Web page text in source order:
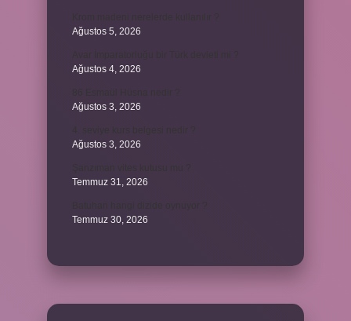
Ağustos 5, 2026
Ağustos 4, 2026
Ağustos 3, 2026
Ağustos 3, 2026
Temmuz 31, 2026
Temmuz 30, 2026